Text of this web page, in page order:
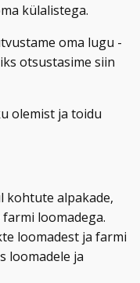
külalistega.
oma lugu -
otsustasime siin
olemist ja toidu
kohtute alpakade,
loomadega.
loomadest ja farmi
loomadele ja